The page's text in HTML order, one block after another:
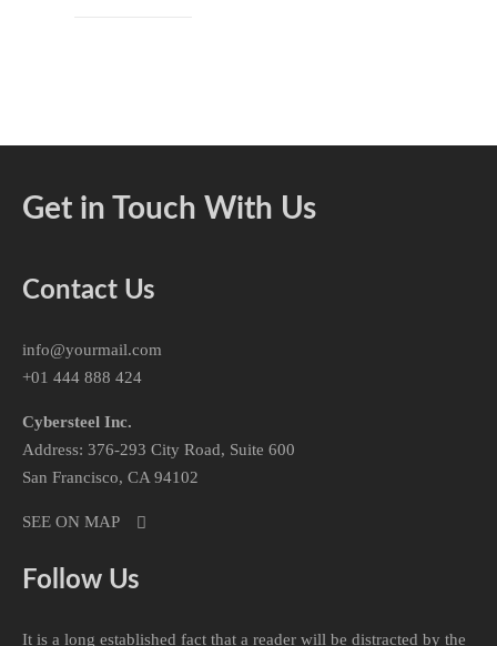
Get in Touch With Us
Contact Us
info@yourmail.com
+01 444 888 424
Cybersteel Inc.
Address: 376-293 City Road, Suite 600
San Francisco, CA 94102
SEE ON MAP
Follow Us
It is a long established fact that a reader will be distracted by the